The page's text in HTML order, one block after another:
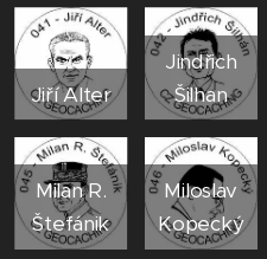
Jiří Alter
Jindřich
Šilhan
Milan R.
Štefánik
Miloslav
Kopecký